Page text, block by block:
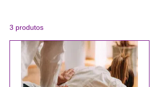
3 produtos